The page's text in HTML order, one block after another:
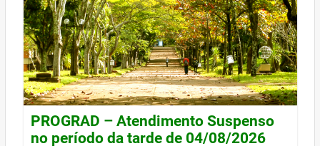
PROGRAD – Atendimento Suspenso
no período da tarde de 04/08/2026